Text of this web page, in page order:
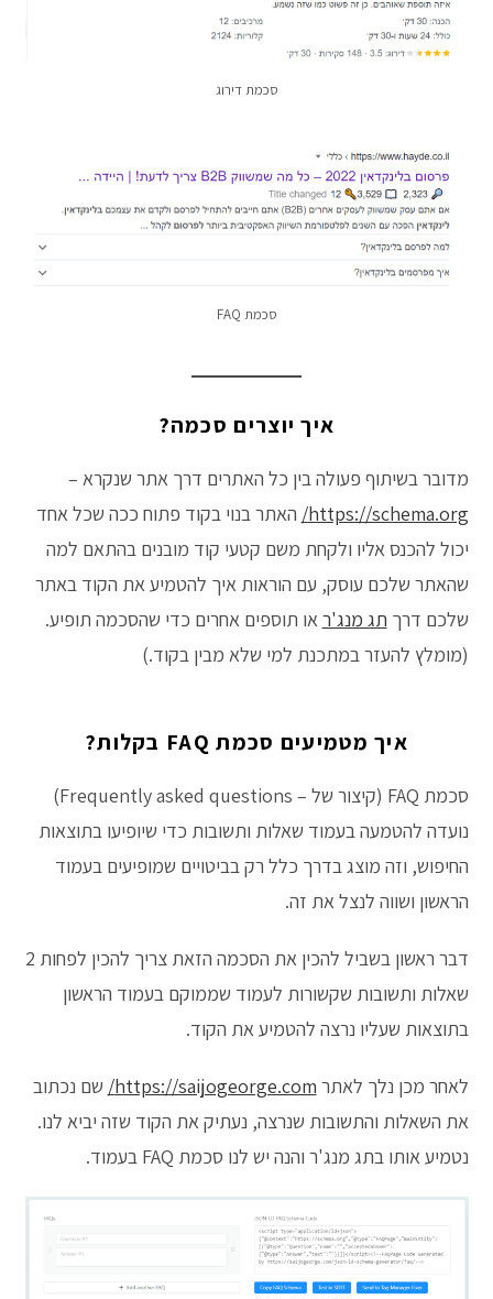
סכמת דירוג
סכמת FAQ
איך יוצרים סכמה?
מדובר בשיתוף פעולה בין כל האתרים דרך אתר שנקרא –
https://schema.org/ האתר בנוי בקוד פתוח ככה שכל אחד
יכול להכנס אליו ולקחת משם קטעי קוד מובנים בהתאם למה
שהאתר שלכם עוסק, עם הוראות איך להטמיע את הקוד באתר
שלכם דרך תג מנג'ר או תוספים אחרים כדי שהסכמה תופיע.
(מומלץ להעזר במתכנת למי שלא מבין בקוד.)
איך מטמיעים סכמת FAQ בקלות?
סכמת FAQ (קיצור של – Frequently asked questions)
נועדה להטמעה בעמוד שאלות ותשובות כדי שיופיעו בתוצאות
החיפוש, וזה מוצג בדרך כלל רק בביטויים שמופיעים בעמוד
הראשון ושווה לנצל את זה.
דבר ראשון בשביל להכין את הסכמה הזאת צריך להכין לפחות 2
שאלות ותשובות שקשורות לעמוד שממוקם בעמוד הראשון
בתוצאות שעליו נרצה להטמיע את הקוד.
לאחר מכן נלך לאתר https://saijogeorge.com/ שם נכתוב
את השאלות והתשובות שנרצה, נעתיק את הקוד שזה יביא לנו.
נטמיע אותו בתג מנג'ר והנה יש לנו סכמת FAQ בעמוד.